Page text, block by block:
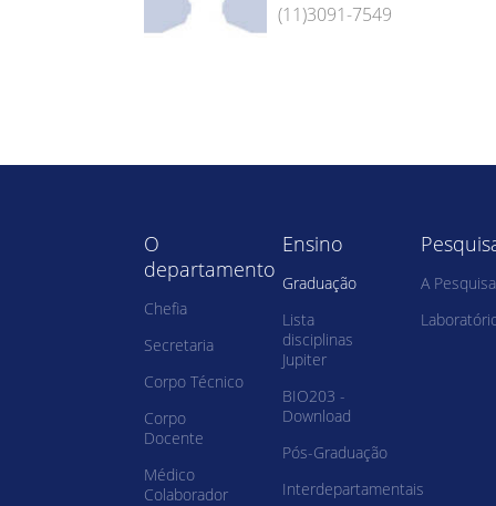
(11)3091-7549
O
departamento
Chefia
Secretaria
Corpo Técnico
Corpo
Docente
Médico
Colaborador
Ensino
Graduação
Lista
disciplinas
Jupiter
BIO203 -
Download
Pós-Graduação
Interdepartamentais
A Pesquisa